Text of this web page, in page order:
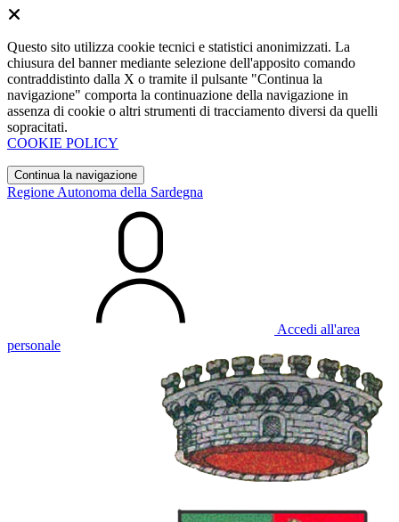
Questo sito utilizza cookie tecnici e statistici anonimizzati. La
chiusura del banner mediante selezione dell'apposito comando
contraddistinto dalla X o tramite il pulsante "Continua la
navigazione" comporta la continuazione della navigazione in
assenza di cookie o altri strumenti di tracciamento diversi da quelli
sopracitati.
COOKIE POLICY
Continua la navigazione
Regione Autonoma della Sardegna
Accedi all'area
personale